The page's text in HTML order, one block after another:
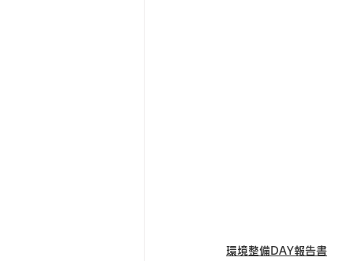
環境整備DAY報告書